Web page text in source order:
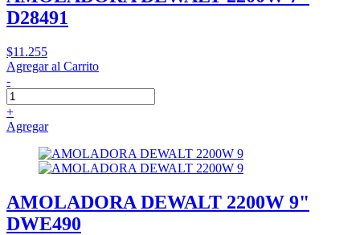
D28491
$11.255
Agregar al Carrito
-
+
Agregar
AMOLADORA DEWALT 2200W 9"
DWE490